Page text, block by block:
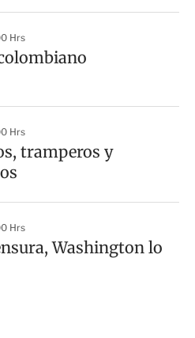
Hrs
Hrs
tramperos y
Hrs
Washington lo